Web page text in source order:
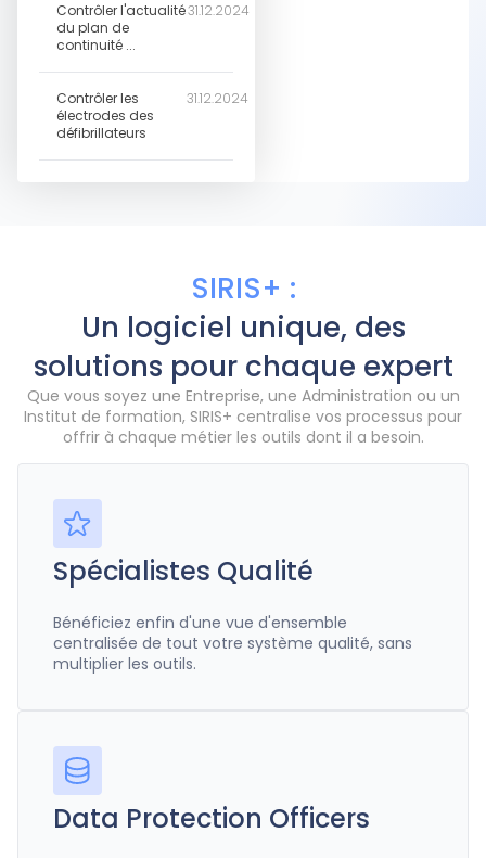
Contrôler l'actualité
du plan de
continuité ...
31.12.2024
Contrôler les
électrodes des
défibrillateurs
31.12.2024
SIRIS+ :
Un logiciel unique, des
solutions pour chaque expert
Que vous soyez une Entreprise, une Administration ou un
Institut de formation, SIRIS+ centralise vos processus pour
offrir à chaque métier les outils dont il a besoin.
Spécialistes Qualité
Bénéficiez enfin d'une vue d'ensemble
centralisée de tout votre système qualité, sans
multiplier les outils.
Data Protection Officers